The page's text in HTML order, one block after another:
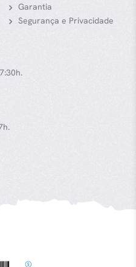
Garantia
Segurança e Privacidade